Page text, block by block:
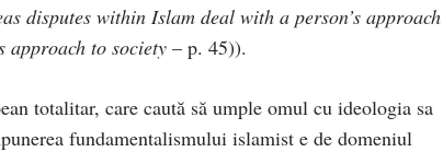
disputes within Islam deal with a person’s approach
approach to society – p. 45)).
totalitar, care caută să umple omul cu ideologia sa
fundamentalismului islamist e de domeniul